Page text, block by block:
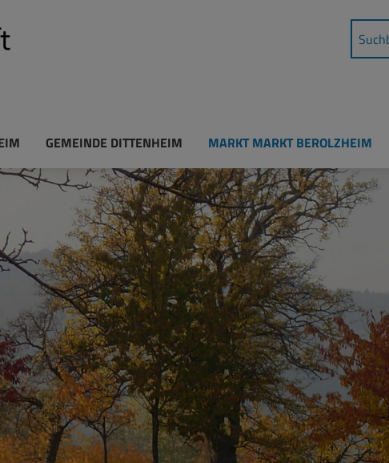
GEMEINDE DITTENHEIM MARKT MARKT BEROLZHEIM